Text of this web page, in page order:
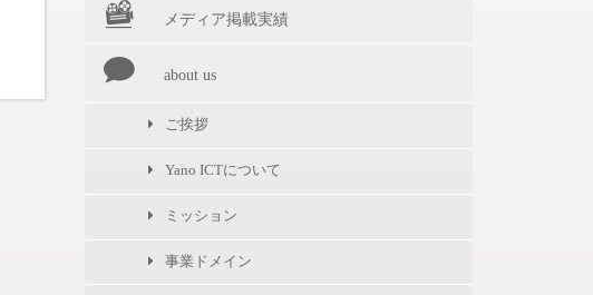
メディア掲載実績
about us
ご挨拶
Yano ICTについて
ミッション
事業ドメイン